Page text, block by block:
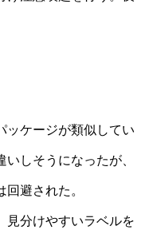
ッケージが類似してい
しそうになったが、
避された。
見分けやすいラベルを